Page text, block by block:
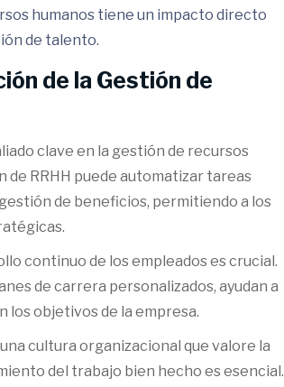
humanos tiene un impacto directo
de talento.
de la Gestión de
clave en la gestión de recursos
RRHH puede automatizar tareas
de beneficios, permitiendo a los
continuo de los empleados es crucial.
de carrera personalizados, ayudan a
los objetivos de la empresa.
cultura organizacional que valore la
del trabajo bien hecho es esencial.